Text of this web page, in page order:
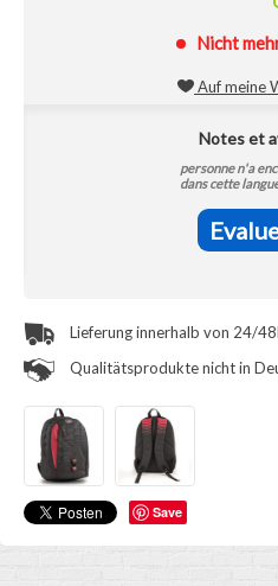
Save
Nicht
Auf meine
Notes et
personne n'a
dans cette
Lieferung innerhalb von 24/
Qualitätsprodukte nicht in